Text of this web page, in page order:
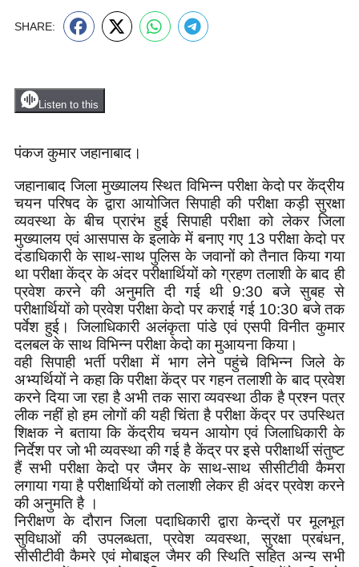
SHARE:
Listen to this
पंकज कुमार जहानाबाद।
जहानाबाद जिला मुख्यालय स्थित विभिन्न परीक्षा केदो पर केंद्रीय
चयन परिषद के द्वारा आयोजित सिपाही की परीक्षा कड़ी सुरक्षा
व्यवस्था के बीच प्रारंभ हुई सिपाही परीक्षा को लेकर जिला
मुख्यालय एवं आसपास के इलाके में बनाए गए 13 परीक्षा केदो पर
दंडाधिकारी के साथ-साथ पुलिस के जवानों को तैनात किया गया
था परीक्षा केंद्र के अंदर परीक्षार्थियों को ग्रहण तलाशी के बाद ही
प्रवेश करने की अनुमति दी गई थी 9:30 बजे सुबह से
परीक्षार्थियों को प्रवेश परीक्षा केदो पर कराई गई 10:30 बजे तक
पर्वेश हुई। जिलाधिकारी अलंकृता पांडे एवं एसपी विनीत कुमार
दलबल के साथ विभिन्न परीक्षा केदो का मुआयना किया।
वही सिपाही भर्ती परीक्षा में भाग लेने पहुंचे विभिन्न जिले के
अभ्यर्थियों ने कहा कि परीक्षा केंद्र पर गहन तलाशी के बाद प्रवेश
करने दिया जा रहा है अभी तक सारा व्यवस्था ठीक है प्रश्न पत्र
लीक नहीं हो हम लोगों की यही चिंता है परीक्षा केंद्र पर उपस्थित
शिक्षक ने बताया कि केंद्रीय चयन आयोग एवं जिलाधिकारी के
निर्देश पर जो भी व्यवस्था की गई है केंद्र पर इसे परीक्षार्थी संतुष्ट
हैं सभी परीक्षा केदो पर जैमर के साथ-साथ सीसीटीवी कैमरा
लगाया गया है परीक्षार्थियों को तलाशी लेकर ही अंदर प्रवेश करने
की अनुमति है ।
निरीक्षण के दौरान जिला पदाधिकारी द्वारा केन्द्रों पर मूलभूत
सुविधाओं की उपलब्धता, प्रवेश व्यवस्था, सुरक्षा प्रबंधन,
सीसीटीवी कैमरे एवं मोबाइल जैमर की स्थिति सहित अन्य सभी